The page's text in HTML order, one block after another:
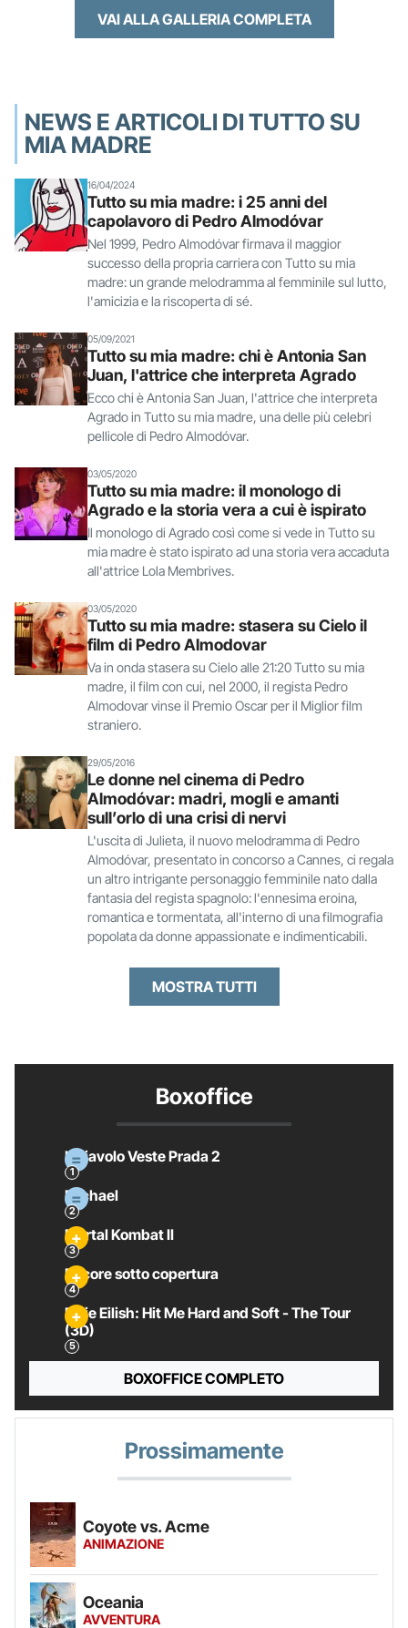
VAI ALLA GALLERIA COMPLETA
NEWS E ARTICOLI DI TUTTO SU
MIA MADRE
16/04/2024
Tutto su mia madre: i 25 anni del
capolavoro di Pedro Almodóvar
Nel 1999, Pedro Almodóvar firmava il maggior
successo della propria carriera con Tutto su mia
madre: un grande melodramma al femminile sul lutto,
l'amicizia e la riscoperta di sé.
05/09/2021
Tutto su mia madre: chi è Antonia San
Juan, l'attrice che interpreta Agrado
Ecco chi è Antonia San Juan, l'attrice che interpreta
Agrado in Tutto su mia madre, una delle più celebri
pellicole di Pedro Almodóvar.
03/05/2020
Tutto su mia madre: il monologo di
Agrado e la storia vera a cui è ispirato
Il monologo di Agrado così come si vede in Tutto su
mia madre è stato ispirato ad una storia vera accaduta
all'attrice Lola Membrives.
03/05/2020
Tutto su mia madre: stasera su Cielo il
film di Pedro Almodovar
Va in onda stasera su Cielo alle 21:20 Tutto su mia
madre, il film con cui, nel 2000, il regista Pedro
Almodovar vinse il Premio Oscar per il Miglior film
straniero.
29/05/2016
Le donne nel cinema di Pedro
Almodóvar: madri, mogli e amanti
sull’orlo di una crisi di nervi
L'uscita di Julieta, il nuovo melodramma di Pedro
Almodóvar, presentato in concorso a Cannes, ci regala
un altro intrigante personaggio femminile nato dalla
fantasia del regista spagnolo: l'ennesima eroina,
romantica e tormentata, all'interno di una filmografia
popolata da donne appassionate e indimenticabili.
MOSTRA TUTTI
Boxoffice
Il Diavolo Veste Prada 2
Michael
Mortal Kombat II
Pecore sotto copertura
Billie Eilish: Hit Me Hard and Soft - The Tour
(3D)
BOXOFFICE COMPLETO
Prossimamente
Coyote vs. Acme
ANIMAZIONE
Oceania
AVVENTURA